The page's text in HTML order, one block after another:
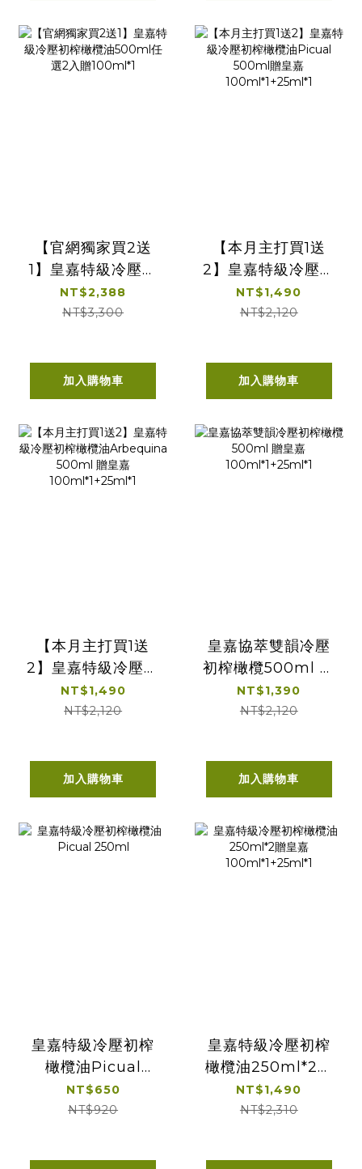
【官網獨家買2送
1】皇嘉特級冷壓初
榨橄欖油500ml任
選2入贈100ml*1
NT$2,388
NT$3,300
加入購物車
【本月主打買1送
2】皇嘉特級冷壓初
榨橄欖油Picual
500ml贈皇嘉
NT$1,490
NT$2,120
加入購物車
【本月主打買1送
2】皇嘉特級冷壓初
榨橄欖油
Arbequina
NT$1,490
NT$2,120
加入購物車
皇嘉協萃雙韻冷壓
初榨橄欖500ml 贈
皇嘉
100ml*1+25ml*1
NT$1,390
NT$2,120
加入購物車
皇嘉特級冷壓初榨
橄欖油Picual
250ml
NT$650
NT$920
皇嘉特級冷壓初榨
橄欖油250ml*2贈
皇嘉
100ml*1+25ml*1
NT$1,490
NT$2,310